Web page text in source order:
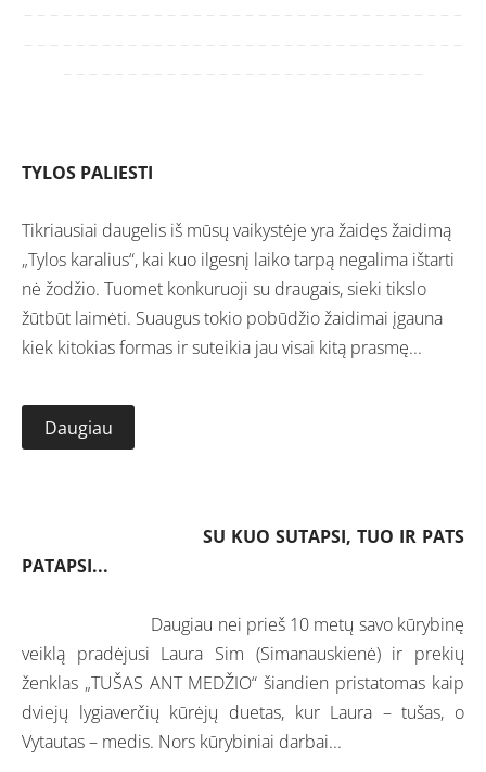
– – – – – – – – – – – – – – – – – – – – – – – – – – – – – – – – – –
– – – – – – – – – – – – – – – – – – – – – – – – – – – – – – – – – –
– – – – – – – – – – – – – – – – – – – – – – – – – – – –
TYLOS PALIESTI
Tikriausiai daugelis iš mūsų vaikystėje yra žaidęs žaidimą
„Tylos karalius“, kai kuo ilgesnį laiko tarpą negalima ištarti
nė žodžio. Tuomet konkuruoji su draugais, sieki tikslo
žūtbūt laimėti. Suaugus tokio pobūdžio žaidimai įgauna
kiek kitokias formas ir suteikia jau visai kitą prasmę...
Daugiau
SU KUO SUTAPSI, TUO IR PATS
PATAPSI...
Daugiau nei prieš 10 metų savo kūrybinę
veiklą pradėjusi Laura Sim (Simanauskienė) ir prekių
ženklas „TUŠAS ANT MEDŽIO“ šiandien pristatomas kaip
dviejų lygiaverčių kūrėjų duetas, kur Laura – tušas, o
Vytautas – medis. Nors kūrybiniai darbai...